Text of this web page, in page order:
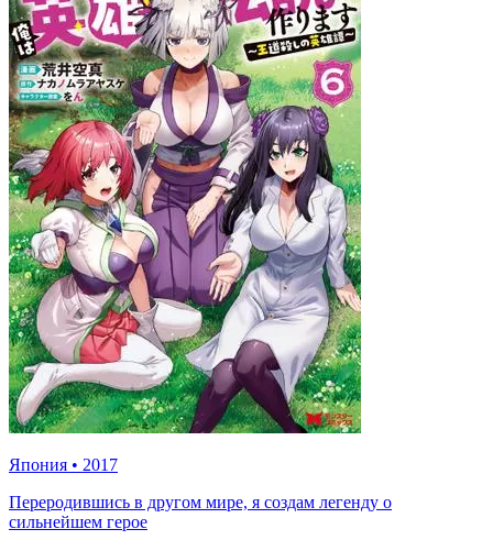
Япония • 2017
Переродившись в другом мире, я создам легенду о
сильнейшем герое